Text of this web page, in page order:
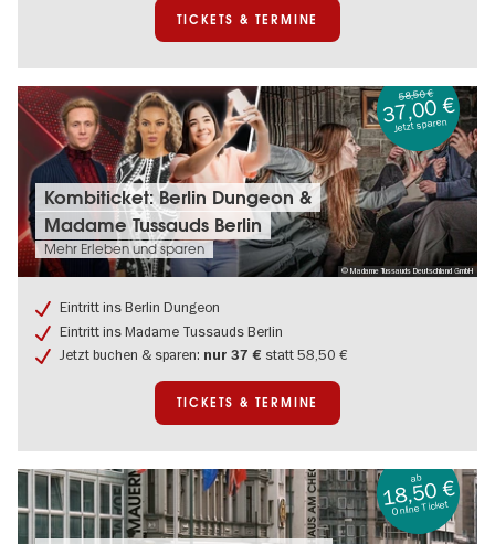
TICKETS & TERMINE
© Madame Tussauds Deutschland GmbH
Tickets
&
Termine:
Kombiticket:
Berlin
Madame
Tussauds
Berlin
Kombiticket: Berlin Dungeon &
Madame Tussauds Berlin
Mehr Erleben und sparen
58,50 €
37,00 €
Jetzt sparen
Eintritt ins Berlin Dungeon
Eintritt ins Madame Tussauds Berlin
Jetzt buchen & sparen: nur 37 € statt 58,50 €
TICKETS & TERMINE
ab
18,50 €
Online Ticket